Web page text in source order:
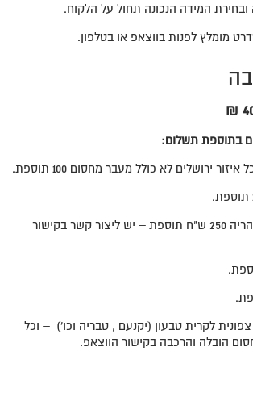
ובחירת המידה הנכונה תחול על הלקוח.
מומלץ לפנות בווצאפ או בטלפון.
בתוספת תשלום:
ירושלים לא כולל מעבר מחסום 100 תוספת.
צפונית לזכרון – עד נהריה 250 ש"ח תוספת – יש ליצור קשר בקישור
לקרית טבעון (יקנעם , טבריה וכו') – וכל
הובלה והרכבה בקישור הווצאפ.